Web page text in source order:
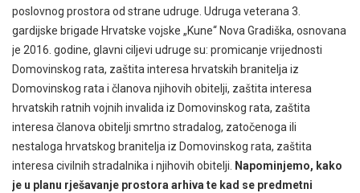
poslovnog prostora od strane udruge. Udruga veterana 3.
gardijske brigade Hrvatske vojske „Kune“ Nova Gradiška, osnovana
je 2016. godine, glavni ciljevi udruge su: promicanje vrijednosti
Domovinskog rata, zaštita interesa hrvatskih branitelja iz
Domovinskog rata i članova njihovih obitelji, zaštita interesa
hrvatskih ratnih vojnih invalida iz Domovinskog rata, zaštita
interesa članova obitelji smrtno stradalog, zatočenoga ili
nestaloga hrvatskog branitelja iz Domovinskog rata, zaštita
interesa civilnih stradalnika i njihovih obitelji.
Napominjemo, kako
je u planu rješavanje prostora arhiva te kad se predmetni